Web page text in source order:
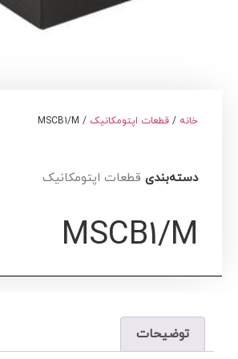
خانه / قطعات اپتومکانیک / MSCB1/M
دسته‌بندی قطعات اپتومکانیک
MSCB1/M
توضیحات